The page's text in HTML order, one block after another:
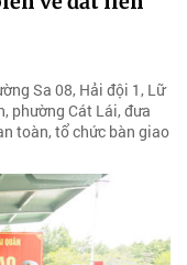
Sa 08, Hải đội 1, Lữ
phường Cát Lái, đưa
toàn, tổ chức bàn giao